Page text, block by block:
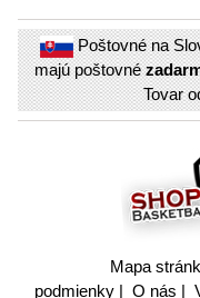
Poštovné na
majú poštovné
Tovar
Mapa
podmienky
O nás